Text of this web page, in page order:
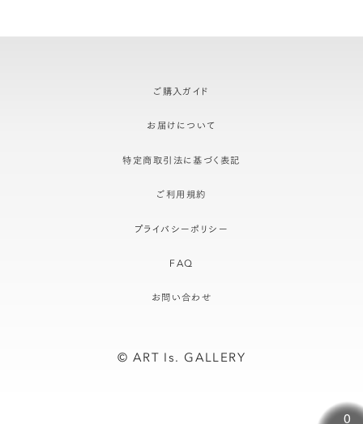
ご購入ガイド
お届けについて
特定商取引法に基づく表記
ご利用規約
プライバシーポリシー
FAQ
お問い合わせ
© ART Is. GALLERY